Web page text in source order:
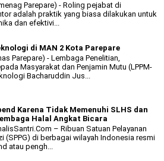
Parepare) - Roling pejabat di
adalah praktik yang biasa dilakukan untuk
dan efektivi...
di MAN 2 Kota Parepare
Parepare) - Lembaga Penelitian,
Masyarakat dan Penjamin Mutu (LPPM-
Bacharuddin Jus...
Karena Tidak Memenuhi SLHS dan
Halal Angkat Bicara
– Ribuan Satuan Pelayanan
(SPPG) di berbagai wilayah Indonesia resmi
atau pengh...